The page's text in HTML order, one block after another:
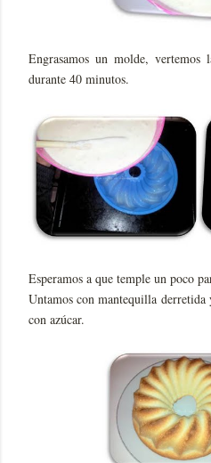
Engrasamos un molde, vertemos
durante 40 minutos.
Esperamos a que temple un poco
Untamos con mantequilla derretida
con azúcar.